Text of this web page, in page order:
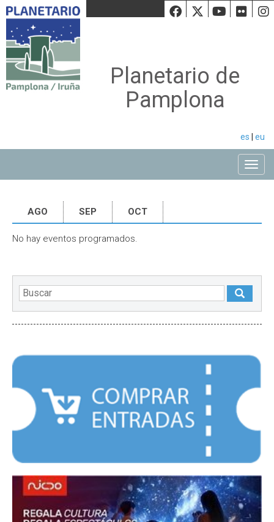
Facebook
Twiiter
Planetario de
Pamplona
es eu
AGO SEP OCT
No hay eventos programados.